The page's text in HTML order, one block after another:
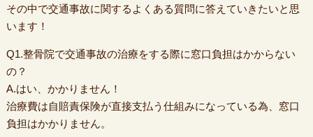
その中で交通事故に関するよくある質問に答えていきたいと思
います！
Q1.整骨院で交通事故の治療をする際に窓口負担はかからない
の？
A.はい、かかりません！
治療費は自賠責保険が直接支払う仕組みになっている為、窓口
負担はかかりません。